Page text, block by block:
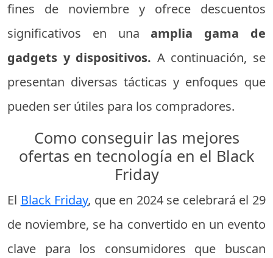
fines de noviembre y ofrece descuentos
significativos en una amplia gama de
gadgets y dispositivos. A continuación, se
presentan diversas tácticas y enfoques que
pueden ser útiles para los compradores.
Como conseguir las mejores
ofertas en tecnología en el Black
Friday
El Black Friday, que en 2024 se celebrará el 29
de noviembre, se ha convertido en un evento
clave para los consumidores que buscan